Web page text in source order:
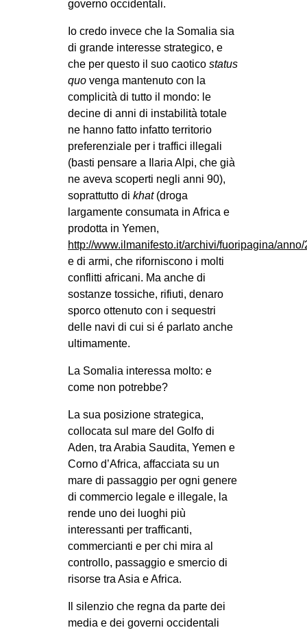
governo occidentali.
Io credo invece che la Somalia sia
di grande interesse strategico, e
che per questo il suo caotico status
quo venga mantenuto con la
complicità di tutto il mondo: le
decine di anni di instabilità totale
ne hanno fatto infatto territorio
preferenziale per i traffici illegali
(basti pensare a Ilaria Alpi, che già
ne aveva scoperti negli anni 90),
soprattutto di khat(droga
largamente consumata in Africa e
prodotta in Yemen,
http://www.ilmanifesto.it/archivi/fuoripagina/
e di armi, che riforniscono i molti
conflitti africani. Ma anche di
sostanze tossiche, rifiuti, denaro
sporco ottenuto con i sequestri
delle navi di cui si é parlato anche
ultimamente.
La Somalia interessa molto: e
come non potrebbe?
La sua posizione strategica,
collocata sul mare del Golfo di
Aden, tra Arabia Saudita, Yemen e
Corno d’Africa, affacciata su un
mare di passaggio per ogni genere
di commercio legale e illegale, la
rende uno dei luoghi più
interessanti per trafficanti,
commercianti e per chi mira al
controllo, passaggio e smercio di
risorse tra Asia e Africa.
Il silenzio che regna da parte dei
media e dei governi occidentali